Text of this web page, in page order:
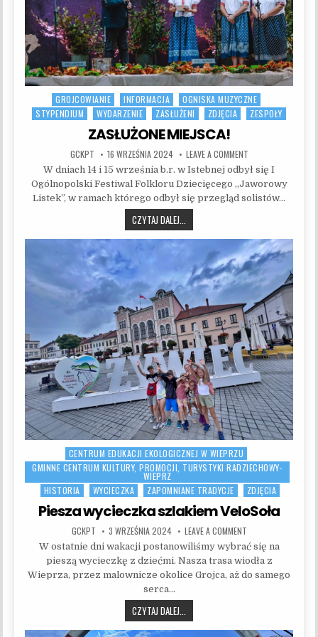
Posted in
GROJCOWIANIE INFORMACJA
OGNISKA MUZYCZNE
STYPENDIUM
WYDARZENIE ZASŁUŻENI ZDJĘCIA ZESPOŁY
ZASŁUŻONE MIEJSCA!
AUTHOR:
GCKPT PUBLISHED DATE:
16 WRZEŚNIA 2024 LEAVE A COMMENTON ZASŁUŻONE
W dniach 14 i 15 września b.r. w Istebnej odbył się I
Ogólnopolski Festiwal Folkloru Dziecięcego „Jaworowy
Listek”, w ramach którego odbył się przegląd solistów…
CZYTAJ DALEJ...
Posted in
CENTRUM EDUKACJI EKOLOGICZNEJ W WIEPRZU
GMINNE CENTRUM KULTURY, PROMOCJI, TURYSTYKI RADZIECHOWY-
WIEPRZ
HISTORIA
WYCIECZKA ZAPOMNIANE TRADYCJE ZDJĘCIA
Piesza wycieczka szlakiem VeloSoła
AUTHOR:
GCKPT PUBLISHED DATE:
3 WRZEŚNIA 2024 LEAVE A COMMENTON PIESZA
W ostatnie dni wakacji postanowiliśmy wybrać się na
pieszą wycieczkę z dziećmi. Nasza trasa wiodła z
Wieprza, przez malownicze okolice Grojca, aż do samego
serca…
CZYTAJ DALEJ...